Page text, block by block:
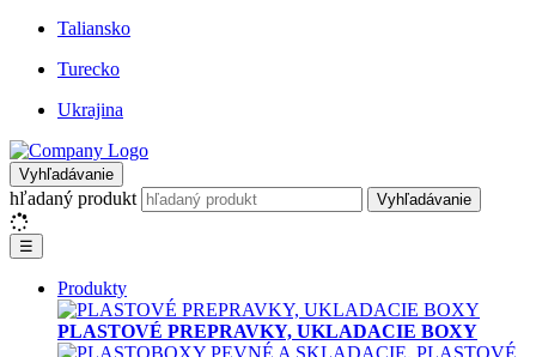
Taliansko
Turecko
Ukrajina
Vyhľadávanie
hľadaný produkt Vyhľadávanie
☰
Produkty
PLASTOVÉ PREPRAVKY, UKLADACIE BOXY